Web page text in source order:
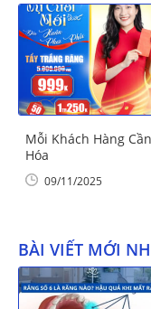
Mỗi Khách Hàng
Hóa
09/11/2025
BÀI VIẾT MỚI